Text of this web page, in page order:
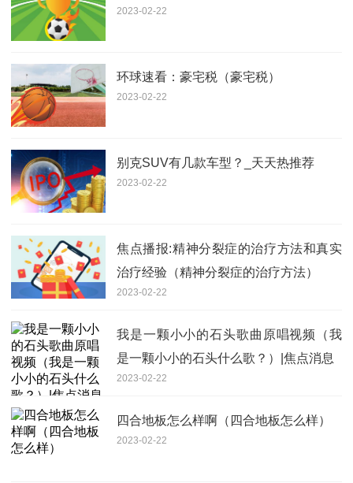
2023-02-22
环球速看：豪宅税（豪宅税）
2023-02-22
别克SUV有几款车型？_天天热推荐
2023-02-22
焦点播报:精神分裂症的治疗方法和真实
治疗经验（精神分裂症的治疗方法）
2023-02-22
我是一颗小小的石头歌曲原唱视频（我
是一颗小小的石头什么歌？）|焦点消息
2023-02-22
四合地板怎么样啊（四合地板怎么样）
2023-02-22